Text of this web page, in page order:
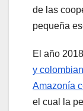
de las
pequeña
El año
y
Amazonía
el cual la